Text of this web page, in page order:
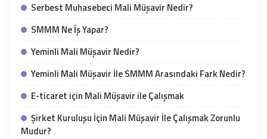
Serbest Muhasebeci Mali Müşavir Nedir?
SMMM Ne İş Yapar?
Yeminli Mali Müşavir Nedir?
Yeminli Mali Müşavir İle SMMM Arasındaki Fark Nedir?
E-ticaret için Mali Müşavir ile Çalışmak
Şirket Kuruluşu İçin Mali Müşavir İle Çalışmak Zorunlu
Mudur?